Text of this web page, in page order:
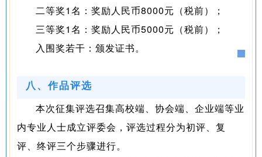
二等奖1名：奖励人民币8000元（税前）；
三等奖1名：奖励人民币5000元（税前）；
入围奖若干：颁发证书。
八、作品评选
本次征集评选召集高校端、协会端、企业端等业
内专业人士成立评委会，评选过程分为初评、复
评、终评三个步骤进行。